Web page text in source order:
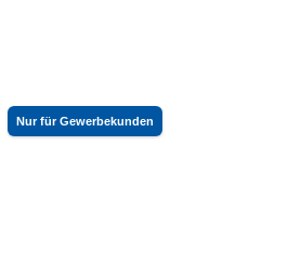
Nur für Gewerbekunden